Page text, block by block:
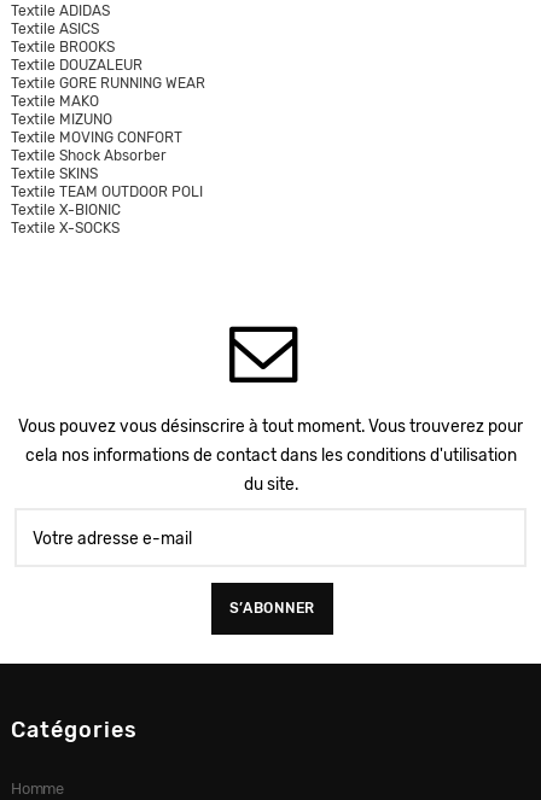
Textile ADIDAS
Textile ASICS
Textile BROOKS
Textile DOUZALEUR
Textile GORE RUNNING WEAR
Textile MAKO
Textile MIZUNO
Textile MOVING CONFORT
Textile Shock Absorber
Textile SKINS
Textile TEAM OUTDOOR POLI
Textile X-BIONIC
Textile X-SOCKS
Vous pouvez vous désinscrire à tout moment. Vous trouverez pour
cela nos informations de contact dans les conditions d'utilisation
du site.
Catégories
Homme